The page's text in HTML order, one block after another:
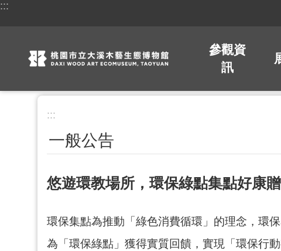
跳到主要內容區塊
:::
參觀資
訊
:::
一般公告
悠遊環教場所，環保綠點集點好康
環保集點為推動「綠色消費循環」的理念，環
為「環保綠點」獲得實質回饋，實現「環保行動